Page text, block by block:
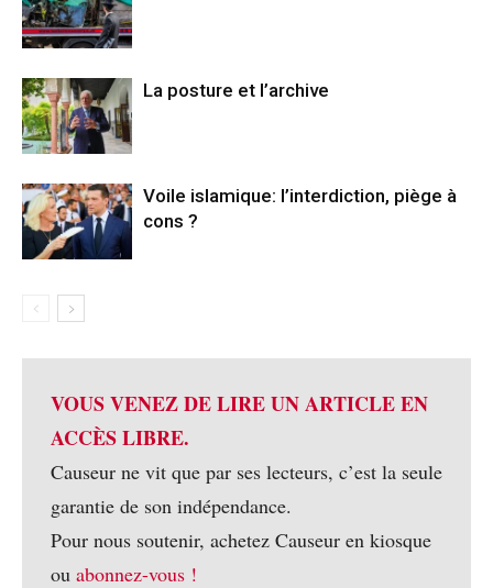
La posture et l’archive
Voile islamique: l’interdiction, piège à
cons ?
VOUS VENEZ DE LIRE UN ARTICLE EN
ACCÈS LIBRE.
Causeur ne vit que par ses lecteurs, c’est la seule
garantie de son indépendance.
Pour nous soutenir, achetez Causeur en kiosque
ou abonnez-vous !